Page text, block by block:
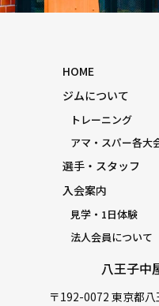
八王子中
〒192-0072 東京都
HOME
ジムについて
トレーニング
アマ・スパー各大
選手・スタッフ
入会案内
見学・1日体験
法人会員について